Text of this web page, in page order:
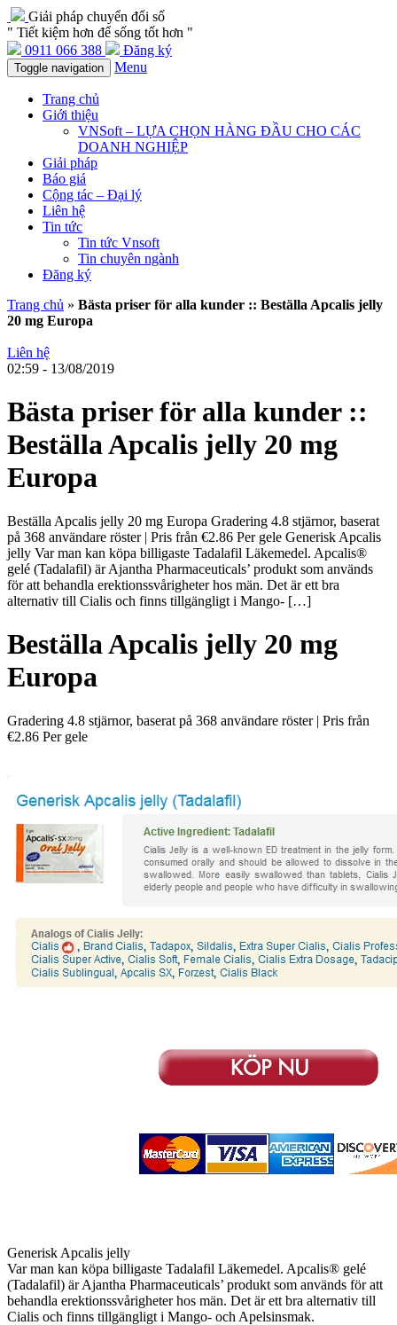
Giải pháp chuyển đổi số
" Tiết kiệm hơn để sống tốt hơn "
0911 066 388
Đăng ký
Toggle navigation Menu
Trang chủ
Giới thiệu
VNSoft – LỰA CHỌN HÀNG ĐẦU CHO CÁC
DOANH NGHIỆP
Giải pháp
Báo giá
Cộng tác – Đại lý
Liên hệ
Tin tức
Tin tức Vnsoft
Tin chuyên ngành
Đăng ký
Trang chủ » Bästa priser för alla kunder :: Beställa Apcalis jelly
20 mg Europa
Liên hệ
02:59 - 13/08/2019
Bästa priser för alla kunder ::
Beställa Apcalis jelly 20 mg
Europa
Beställa Apcalis jelly 20 mg Europa Gradering 4.8 stjärnor, baserat
på 368 användare röster | Pris från €2.86 Per gele Generisk Apcalis
jelly Var man kan köpa billigaste Tadalafil Läkemedel. Apcalis®
gelé (Tadalafil) är Ajantha Pharmaceuticals’ produkt som används
för att behandla erektionssvårigheter hos män. Det är ett bra
alternativ till Cialis och finns tillgängligt i Mango- […]
Beställa Apcalis jelly 20 mg
Europa
Gradering 4.8 stjärnor, baserat på 368 användare röster| Pris från
€2.86 Per gele
Generisk Apcalis jelly
Var man kan köpa billigaste Tadalafil Läkemedel. Apcalis® gelé
(Tadalafil) är Ajantha Pharmaceuticals’ produkt som används för att
behandla erektionssvårigheter hos män. Det är ett bra alternativ till
Cialis och finns tillgängligt i Mango- och Apelsinsmak.